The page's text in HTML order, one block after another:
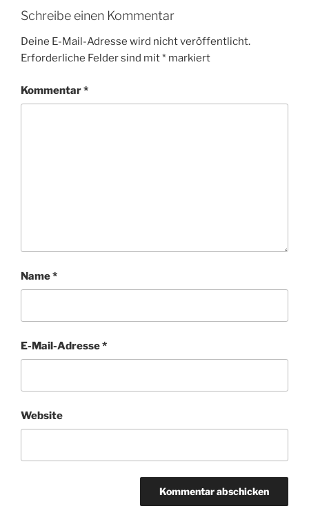
Schreibe einen Kommentar
Deine E-Mail-Adresse wird nicht veröffentlicht.
Erforderliche Felder sind mit* markiert
Kommentar*
Name*
E-Mail-Adresse*
Website